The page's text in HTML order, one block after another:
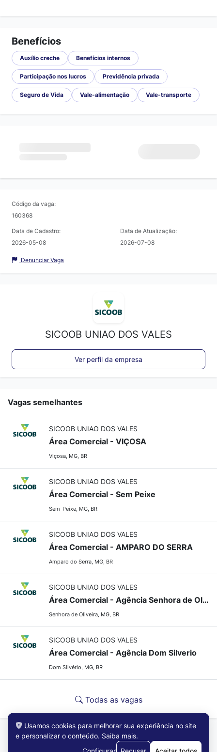
Benefícios
Auxílio creche Benefícios internos
Participação nos lucros Previdência privada
Seguro de Vida Vale-alimentação Vale-transporte
Código da vaga:
160368
Data de Cadastro:
2026-05-08
Data de Atualização:
2026-07-08
Denunciar Vaga
SICOOB UNIAO DOS VALES
Ver perfil da empresa
Vagas semelhantes
SICOOB UNIAO DOS VALES
Área Comercial - VIÇOSA
Viçosa, MG, BR
SICOOB UNIAO DOS VALES
Área Comercial - Sem Peixe
Sem-Peixe, MG, BR
SICOOB UNIAO DOS VALES
Área Comercial - AMPARO DO SERRA
Amparo do Serra, MG, BR
SICOOB UNIAO DOS VALES
Área Comercial - Agência Senhora de Oliveira
Senhora de Oliveira, MG, BR
SICOOB UNIAO DOS VALES
Área Comercial - Agência Dom Silverio
Dom Silvério, MG, BR
Todas as vagas
Usamos cookies para melhorar sua experiência no site
e personalizar o conteúdo. Saiba mais.